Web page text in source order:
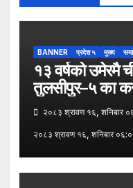
BANNER प्रदेश ५ मुख्य
१३ वर्षको उमेरमै
तुलसीपुर–५ का
२०८३ श्रावण १६, शनिबार
२०८३ श्रावण १६, शनिबार